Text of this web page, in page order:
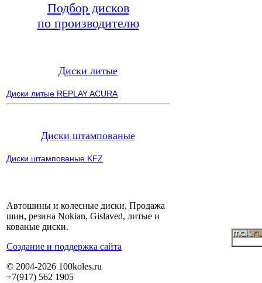
Подбор дисков
по производителю
Диски литые
Диски литые REPLAY ACURA
Диски штампованые
Диски штампованые KFZ
Автошины и колесные диски, Продажа
шин, резина Nokian, Gislaved, литые и
кованые диски.
Cоздание и поддержка сайта
© 2004-2026 100koles.ru
+7(917) 562 1905